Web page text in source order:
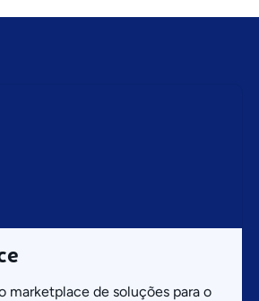
marketplace de soluções para o